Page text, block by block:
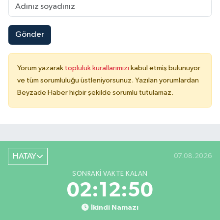
Gönder
Yorum yazarak topluluk kurallarımızı kabul etmiş bulunuyor
ve tüm sorumluluğu üstleniyorsunuz. Yazılan yorumlardan
Beyzade Haber hiçbir şekilde sorumlu tutulamaz.
HATAY 07.08.2026
SONRAKI VAKTE KALAN
02:12:49
İkindi Namazı